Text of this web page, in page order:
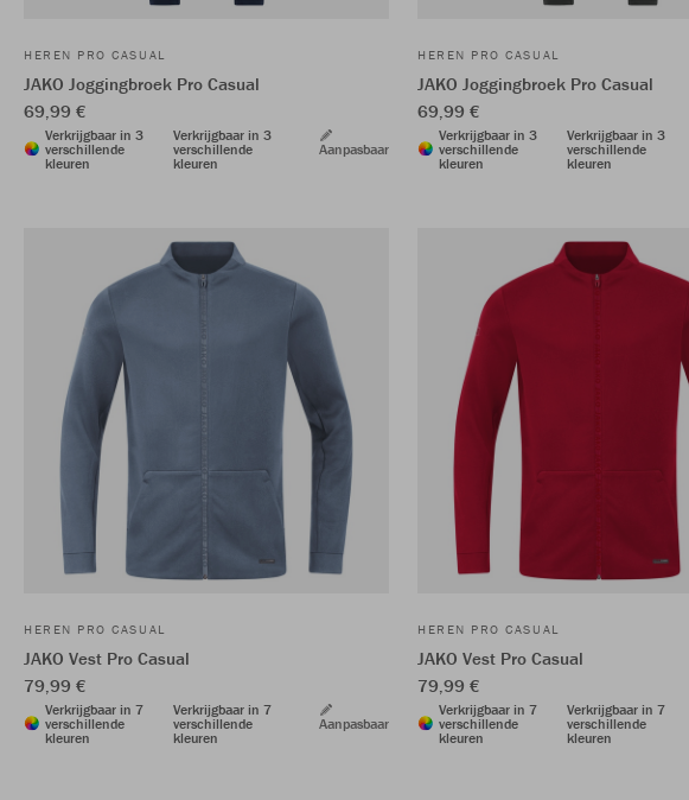
HEREN PRO CASUAL
JAKO Joggingbroek Pro Casual
69,99 €
Verkrijgbaar in 3
verschillende
kleuren
Verkrijgbaar in 3
verschillende
kleuren
Aanpasbaar
HEREN PRO CASUAL
JAKO Joggingbroek Pro Casual
69,99 €
Verkrijgbaar in 3
verschillende
kleuren
Verkrijgbaar in 3
verschillende
kleuren
HEREN PRO CASUAL
JAKO Vest Pro Casual
79,99 €
Verkrijgbaar in 7
verschillende
kleuren
Verkrijgbaar in 7
verschillende
kleuren
Aanpasbaar
HEREN PRO CASUAL
JAKO Vest Pro Casual
79,99 €
Verkrijgbaar in 7
verschillende
kleuren
Verkrijgbaar in 7
verschillende
kleuren